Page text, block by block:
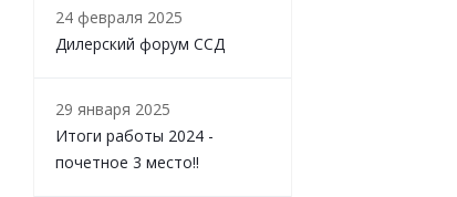
24 февраля 2025
Дилерский форум ССД
29 января 2025
Итоги работы 2024 -
почетное 3 место!!